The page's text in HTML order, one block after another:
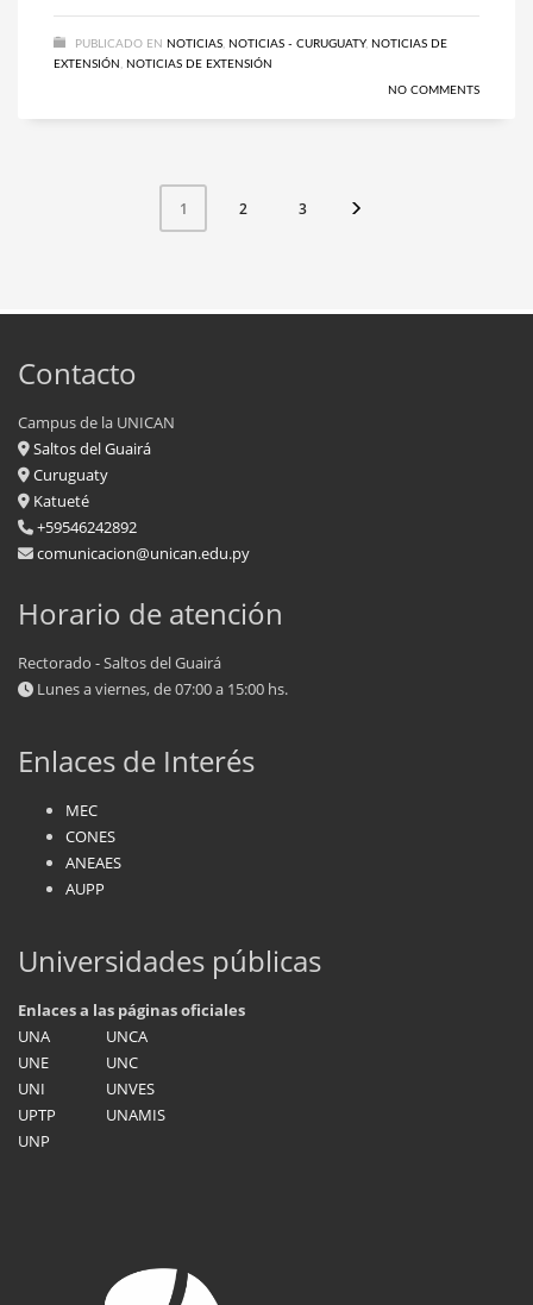
PUBLICADO EN NOTICIAS NOTICIAS - CURUGUATY, NOTICIAS DE
EXTENSIÓN
NOTICIAS DE EXTENSIÓN
NO COMMENTS
1 2 3
Contacto
Campus de la UNICAN
Saltos del Guairá
Curuguaty
Katueté
+59546242892
comunicacion@unican.edu.py
Horario de atención
Rectorado - Saltos del Guairá
Lunes a viernes, de 07:00 a 15:00 hs.
Enlaces de Interés
MEC
CONES
ANEAES
AUPP
Universidades públicas
Enlaces a las páginas oficiales
UNA
UNCA
UNE
UNC
UNI
UNVES
UPTP
UNAMIS
UNP